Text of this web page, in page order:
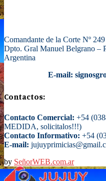
Comandante de la Corte Nº
Dpto. Gral Manuel Belgrano –
Argentina
E-mail:
Contactos:
Contacto Comercial: +54
MEDIDA, solicitalos!!!)
Contacto Informativo: +54
E-mail:
by SeñorWEB.com.ar